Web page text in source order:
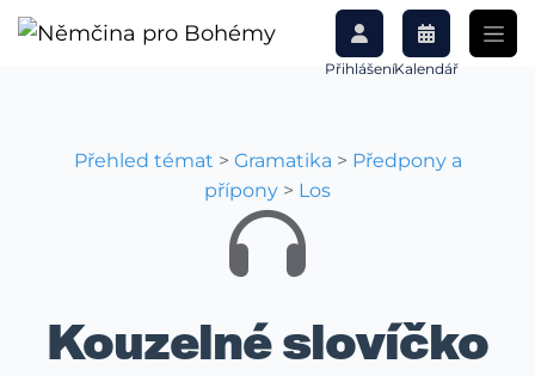
PřihlášeníKalendář
Přehled témat > Gramatika > Předpony a
přípony > Los
Kouzelné slovíčko